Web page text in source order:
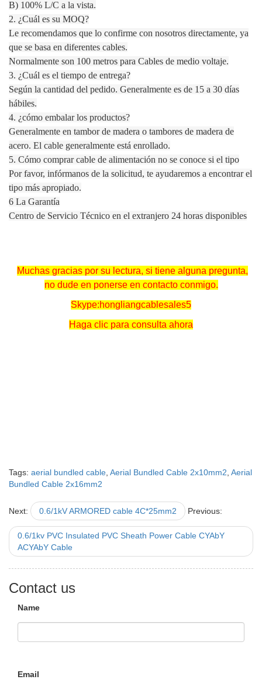
B) 100% L/C a la vista.
2. ¿Cuál es su MOQ?
Le recomendamos que lo confirme con nosotros directamente, ya
que se basa en diferentes cables.
Normalmente son 100 metros para Cables de medio voltaje.
3. ¿Cuál es el tiempo de entrega?
Según la cantidad del pedido. Generalmente es de 15 a 30 días
hábiles.
4. ¿cómo embalar los productos?
Generalmente en tambor de madera o tambores de madera de
acero. El cable generalmente está enrollado.
5. Cómo comprar cable de alimentación no se conoce si el tipo
Por favor, infórmanos de la solicitud, te ayudaremos a encontrar el
tipo más apropiado.
6 La Garantía
Centro de Servicio Técnico en el extranjero 24 horas disponibles
Muchas gracias por su lectura, si tiene alguna pregunta,
no dude en ponerse en contacto conmigo.
Skype:hongliangcablesales5
Haga clic para consulta ahora
Tags: aerial bundled cable Aerial Bundled Cable 2x10mm2 Aerial
Bundled Cable 2x16mm2
Next: 0.6/1kV ARMORED cable 4C*25mm2 Previous:
0.6/1kv PVC Insulated PVC Sheath Power Cable CYAbY
ACYAbY Cable
Contact us
Name
Email